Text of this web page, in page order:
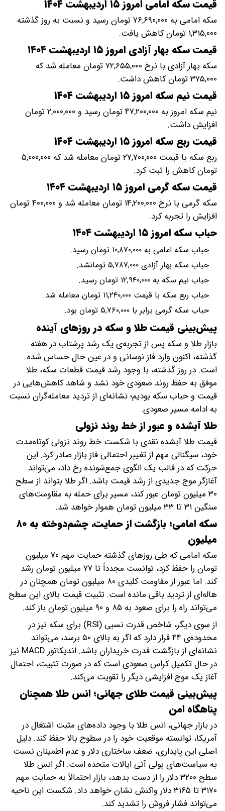
قیمت سکه امامی امروز ۱۵ اردیبهشت ۱۴۰۴
سکه امامی به ۷۶,۶۹۰,۰۰۰ تومان رسید و نسبت به روز گذشته
۱,۳۱۵,۰۰۰ تومان کاهش یافت.
قیمت سکه بهار آزادی امروز ۱۵ اردیبهشت ۱۴۰۴
سکه بهار آزادی با نرخ ۷۲,۶۵۵,۰۰۰ تومان معامله شد که
۳۷۵,۰۰۰ تومان کاهش داشت.
قیمت نیم سکه امروز ۱۵ اردیبهشت ۱۴۰۴
نیم سکه امروز به ۴۷,۲۰۰,۰۰۰ تومان رسید و ۲,۰۰۰,۰۰۰ تومان
افزایش داشت.
قیمت ربع سکه امروز ۱۵ اردیبهشت ۱۴۰۴
ربع سکه با قیمت ۲۷,۷۰۰,۰۰۰ تومان معامله شد که ۵,۰۰۰,۰۰۰
تومان کاهش را ثبت کرد.
قیمت سکه گرمی امروز ۱۵ اردیبهشت ۱۴۰۴
سکه گرمی با نرخ ۱۴,۲۰۰,۰۰۰ تومان معامله شد و ۴۰۰,۰۰۰ تومان
افزایش را تجربه کرد.
حباب سکه امروز ۱۵ اردیبهشت ۱۴۰۴
حباب سکه امامی به ۱۰,۸۷۰,۰۰۰ تومان رسید.
حباب سکه بهار آزادی ۵,۷۸۷,۰۰۰ تومانشد.
حباب نیم سکه به ۱۲,۹۴۰,۰۰۰ تومان رسید.
حباب ربع سکه با قیمت ۱۱,۲۴۰,۰۰۰ تومان معامله شد.
حباب سکه گرمی برابر با ۵,۷۶۰,۰۰۰ تومان بود.
پیش‌بینی قیمت طلا و سکه در روزهای آینده
بازار طلا و سکه پس از تجربه‌ی یک رشد پرشتاب در هفته
گذشته، اکنون وارد فاز نوسانی و در عین حال حساس شده
است. در روز گذشته، با وجود رشد قیمت قطعات سکه، طلا
موفق به حفظ روند صعودی خود نشد و شاهد کاهش‌هایی در
قیمت و حباب سکه بودیم؛ نشانه‌ای از تردید معامله‌گران نسبت
به ادامه مسیر صعودی.
طلا آبشده و عبور از خط روند نزولی
قیمت طلا آبشده نقدی با شکست خط روند نزولی کوتاه‌مدت
خود، سیگنالی مهم از تغییر احتمالی فاز بازار صادر کرد. این
حرکت که در قالب یک الگوی جمع‌شونده رخ داد، می‌تواند
آغازگر موج جدیدی از رشد قیمت باشد. اگر طلا بتواند از سطح
۳۰ میلیون تومان عبور کند، مسیر برای حمله به مقاومت‌های
سنگین ۳۱ تا ۳۳ میلیون تومان هموار خواهد شد.
سکه امامی؛ بازگشت از حمایت، چشم‌دوخته به ۸۰
میلیون
سکه امامی که طی روزهای گذشته حمایت مهم ۷۰ میلیون
تومان را حفظ کرد، توانست مجدداً تا ۷۷ میلیون تومان رشد
کند. اما عبور از مقاومت کلیدی ۸۰ میلیون تومان همچنان در
هاله‌ای از تردید باقی مانده است. تثبیت قیمت بالای این سطح
می‌تواند راه را برای صعود به ۸۵ و ۹۰ میلیون تومان باز کند.
از سوی دیگر، شاخص قدرت نسبی (RSI) برای سکه نیز در
محدوده‌ی ۴۴ قرار دارد که اگر به بالای ۵۰ برسد، می‌تواند
نشانه‌ای از بازگشت قدرت خریداران باشد. اندیکاتور MACD نیز
در حال تکمیل کراس صعودی است که در صورت تثبیت، احتمال
آغاز یک موج افزایشی دیگر را تقویت می‌کند.
پیش‌بینی قیمت طلای جهانی؛ انس طلا همچنان
پناهگاه امن
در بازار جهانی، انس طلا با وجود داده‌های مثبت اشتغال در
آمریکا، توانسته موقعیت خود را در سطوح بالا حفظ کند. دلیل
اصلی این پایداری، ضعف ساختاری دلار و عدم اطمینان نسبت
به سیاست‌های پولی آتی ایالات متحده است. اگر انس طلا
سطح ۳۲۰۰ دلار را از دست بدهد، بازار احتمالاً به حمایت مهم
۳۱۷۰ تا ۳۱۶۵ دلار واکنش نشان خواهد داد. شکست این ناحیه
می‌تواند فشار فروش را تشدید کند.